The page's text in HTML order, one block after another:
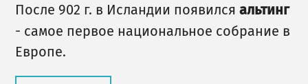
После 902 г. в Исландии появилсяальтинг
- самое первое национальное собрание в
Европе.